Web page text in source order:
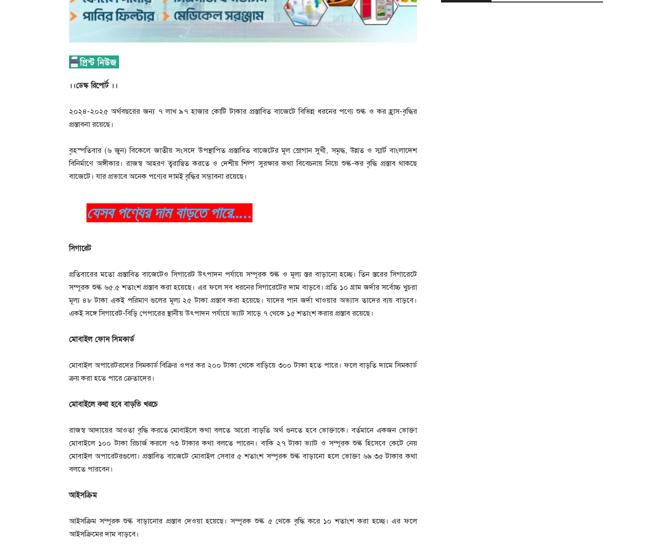
।।ডেস্ক রিপোর্ট ।।
২০২৪-২০২৫ অর্থবছরের জন্য ৭ লাখ ৯৭ হাজার কোটি টাকার প্রস্তাবিত বাজেটে বিভিন্ন ধরনের পণ্যে শুল্ক ও কর হ্রাস-বৃদ্ধির
প্রস্তাবনা রয়েছে।
বৃহস্পতিবার (৬ জুন) বিকেলে জাতীয় সংসদে উপস্থাপিত প্রস্তাবিত বাজেটের মূল স্লোগান সুখী, সমৃদ্ধ, উন্নত ও স্মার্ট বাংলাদেশ
বিনির্মাণে অঙ্গীকার। রাজস্ব আহরণ ত্বরান্বিত করতে ও দেশীয় শিল্প সুরক্ষার কথা বিবেচনায় নিয়ে শুল্ক-কর বৃদ্ধি প্রস্তাব থাকছে
বাজেটে। যার প্রভাবে অনেক পণ্যের দামই বৃদ্ধির সম্ভাবনা রয়েছে।
যেসব পণ্যের দাম বাড়তে পারে…..
সিগারেট
প্রতিবারের মতো প্রস্তাবিত বাজেটেও সিগারেট উৎপাদন পর্যায়ে সম্পূরক শুল্ক ও মূল্য স্তর বাড়ানো হচ্ছে। তিন স্তরের সিগারেটে
সম্পূরক শুল্ক ৬৫.৫ শতাংশ প্রস্তাব করা হয়েছে। এর ফলে সব ধরনের সিগারেটের দাম বাড়বে। প্রতি ১০ গ্রাম জর্দার সর্বোচ্চ খুচরা
মূল্য ৪৮ টাকা একই পরিমাণ গুলের মূল্য ২৫ টাকা প্রস্তাব করা হয়েছে। যাদের পান জর্দা খাওয়ার অভ্যাস তাদের ব্যয় বাড়বে।
একই সঙ্গে সিগারেট-বিড়ি পেপারের স্থানীয় উৎপাদন পর্যা‌য়ে ভ্যাট সাড়ে ৭ থেকে ১৫ শতাংশ করার প্রস্তাব রয়েছে।
মোবাইল ফোন সিমকার্ড
মোবাইল অপারেটরদের সিমকার্ড বিক্রির ওপর কর ২০০ টাকা থেকে বাড়িয়ে ৩০০ টাকা হতে পারে। ফলে বাড়তি দামে সিমকার্ড
ক্রয় করা হতে পারে ক্রেতাদের।
মোবাইলে কথা হবে বাড়তি খরচে
রাজস্ব আদায়ের আওতা বৃদ্ধি করতে মোবাইলে কথা বলতে আরো বাড়তি অর্থ গুনতে হবে ভোক্তাকে। বর্তমানে একজন ভোক্তা
মোবাইলে ১০০ টাকা রিচার্জ করলে ৭৩ টাকার কথা বলতে পারেন। বাকি ২৭ টাকা ভ্যাট ও সম্পূরক শুল্ক হিসেবে কেটে নেয়
মোবাইল অপারেটরগুলো। প্রস্তাবিত বাজেটে মোবাইল সেবার ৫ শতাংশ সম্পূরক শুল্ক বাড়ানো হলে ভোক্তা ৬৯.৩৫ টাকার কথা
বলতে পারবেন।
আইসক্রিম
আইসক্রিম সম্পূরক শুল্ক বাড়ানোর প্রস্তাব দেওয়া হয়েছে। সম্পূরক শুল্ক ৫ থেকে বৃদ্ধি করে ১০ শতাংশ করা হচ্ছে। এর ফলে
আইসক্রিমের দাম বাড়বে।